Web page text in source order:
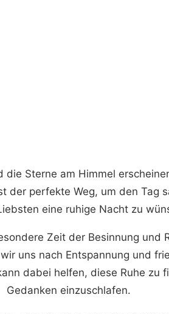
die Sterne am Himmel
der perfekte Weg, um den Tag
eine ruhige Nacht zu
Zeit der Besinnung und
uns nach Entspannung und
dabei helfen, diese Ruhe zu
Gedanken einzuschlafen.